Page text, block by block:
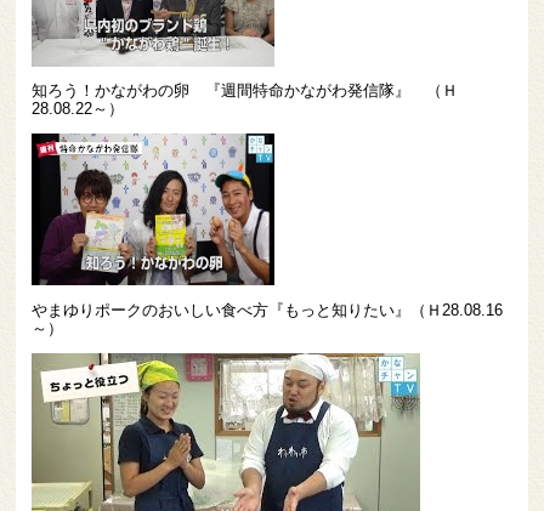
知ろう！かながわの卵 『週間特命かながわ発信隊』 （Ｈ
28.08.22～）
やまゆりポークのおいしい食べ方『もっと知りたい』（Ｈ28.08.16
～）